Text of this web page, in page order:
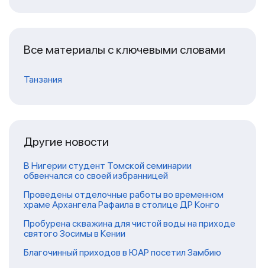
Все материалы с ключевыми словами
Танзания
Другие новости
В Нигерии студент Томской семинарии
обвенчался со своей избранницей
Проведены отделочные работы во временном
храме Архангела Рафаила в столице ДР Конго
Пробурена скважина для чистой воды на приходе
святого Зосимы в Кении
Благочинный приходов в ЮАР посетил Замбию